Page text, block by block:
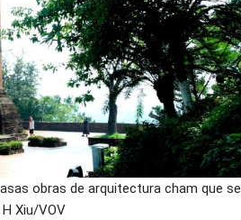
obras de arquitectura cham que se
Xiu/VOV